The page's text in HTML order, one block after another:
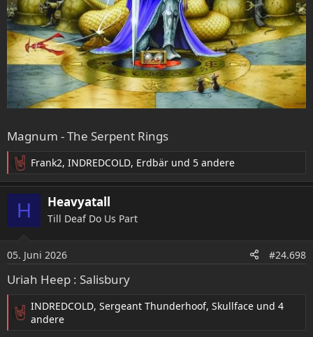
Magnum - The Serpent Rings
R
e
a
n
e
n
Frank2, INDREDCOLD, Erdbär und 5 andere
H Heavyatall
Till Deaf Do Us Part
05. Juni 2026 #24.698
Uriah Heep : Salisbury
R
INDREDCOLD, Sergeant Thunderhoof, Skullface und 4
andere